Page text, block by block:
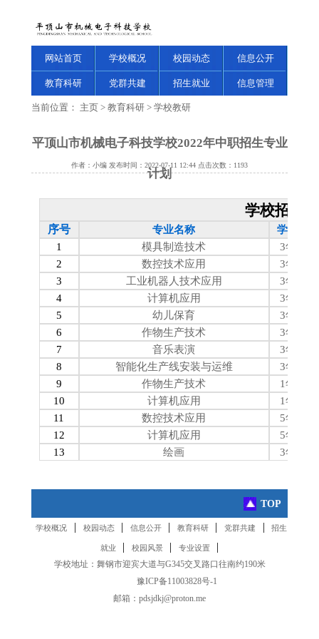
网站首页 学校概况 校园动态 信息公开
教育科研 党群共建 招生就业 信息管理
当前位置： 主页 > 教育科研 > 学校教研
平顶山市机械电子科技学校2022年中职招生专业
计划
作者：小编 发布时间：2022-07-11 12:44 点击次数： 1193
学校招生
序号 专业名称
学制
1
模具制造技术
3年
2
数控技术应用
3年
3
工业机器人技术应用
3年
4
计算机应用
3年
5
幼儿保育
3年
6
作物生产技术
3年
7
音乐表演
3年
8
智能化生产线安装与运维
3年
9
作物生产技术
1年
10
计算机应用
1年
11
数控技术应用
5年
12
计算机应用
5年
13
绘画 3年
TOP
学校概况 | 校园动态 | 信息公开 | 教育科研 | 党群共建 | 招生
就业 | 校园风景 | 专业设置 |
学校地址：舞钢市迎宾大道与G345交叉路口往南约190米
豫ICP备11003828号-1
邮箱：pdsjdkj@proton.me